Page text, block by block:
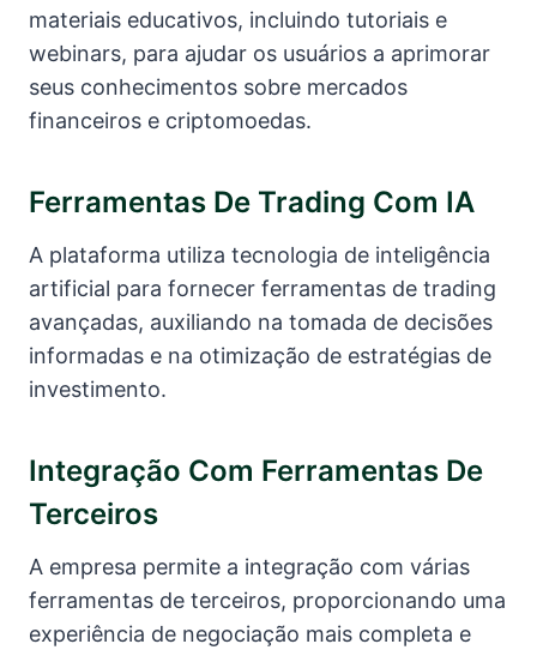
materiais educativos, incluindo tutoriais e
webinars, para ajudar os usuários a aprimorar
seus conhecimentos sobre mercados
financeiros e criptomoedas.
Ferramentas De Trading Com IA
A plataforma utiliza tecnologia de inteligência
artificial para fornecer ferramentas de trading
avançadas, auxiliando na tomada de decisões
informadas e na otimização de estratégias de
investimento.
Integração Com Ferramentas De
Terceiros
A empresa permite a integração com várias
ferramentas de terceiros, proporcionando uma
experiência de negociação mais completa e